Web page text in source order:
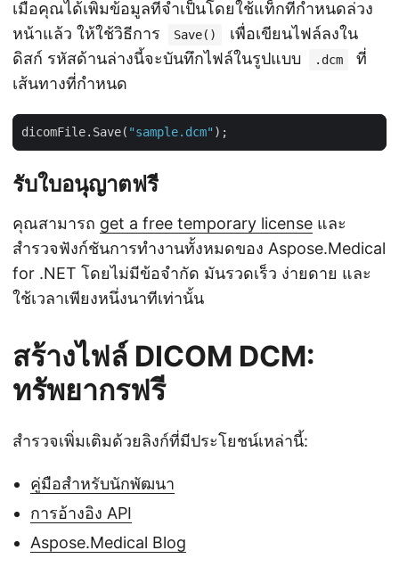
เมื่อคุณได้เพิ่มข้อมูลที่จำเป็นโดยใช้แท็กที่กำหนดล่วง
หน้าแล้ว ให้ใช้วิธีการ
Save()
เพื่อเขียนไฟล์ลงใน
ดิสก์ รหัสด้านล่างนี้จะบันทึกไฟล์ในรูปแบบ
.dcm
ที่
เส้นทางที่กำหนด
dicomFile.Save( "sample.dcm"
รับใบอนุญาตฟรี
คุณสามารถ get a free temporary license และ
สำรวจฟังก์ชันการทำงานทั้งหมดของ Aspose.Medical
for .NET โดยไม่มีข้อจำกัด มันรวดเร็ว ง่ายดาย และ
ใช้เวลาเพียงหนึ่งนาทีเท่านั้น
สร้างไฟล์ DICOM DCM:
ทรัพยากรฟรี
สำรวจเพิ่มเติมด้วยลิงก์ที่มีประโยชน์เหล่านี้:
คู่มือสำหรับนักพัฒนา
การอ้างอิง API
Aspose.Medical Blog